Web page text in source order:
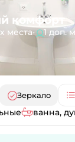
комфорт
места• 1 доп.
Зеркало
ванна,